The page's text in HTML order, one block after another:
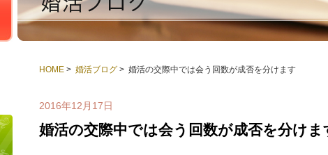
HOME > 婚活ブログ > 婚活の交際中では会う回数が成否を分けます
2016年12月17日
婚活の交際中では会う回数が成否を分けま